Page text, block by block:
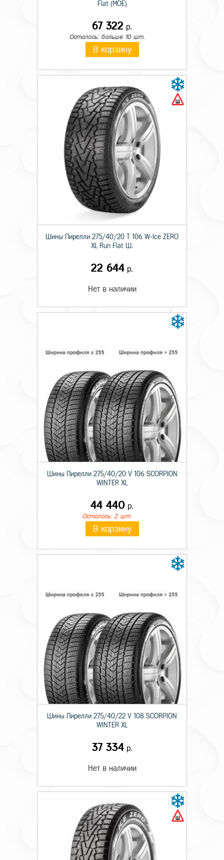
Flat (MOE)
67 322 р.
Осталось: больше 10 шт.
В корзину
Шины Пирелли 275/40/20 T 106 W-Ice ZERO
XL Run Flat Ш.
22 644 р.
Нет в наличии
Шины Пирелли 275/40/20 V 106 SCORPION
WINTER XL
44 440 р.
Осталось: 2 шт.
В корзину
Шины Пирелли 275/40/22 V 108 SCORPION
WINTER XL
37 334р.
Нет в наличии